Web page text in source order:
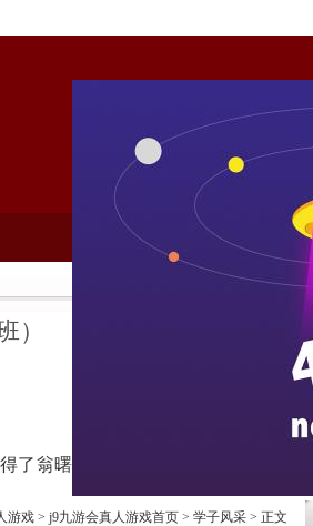
游戏 > j9九游会真人游戏首页 > 学子风采 > 正文
）
了翁曙